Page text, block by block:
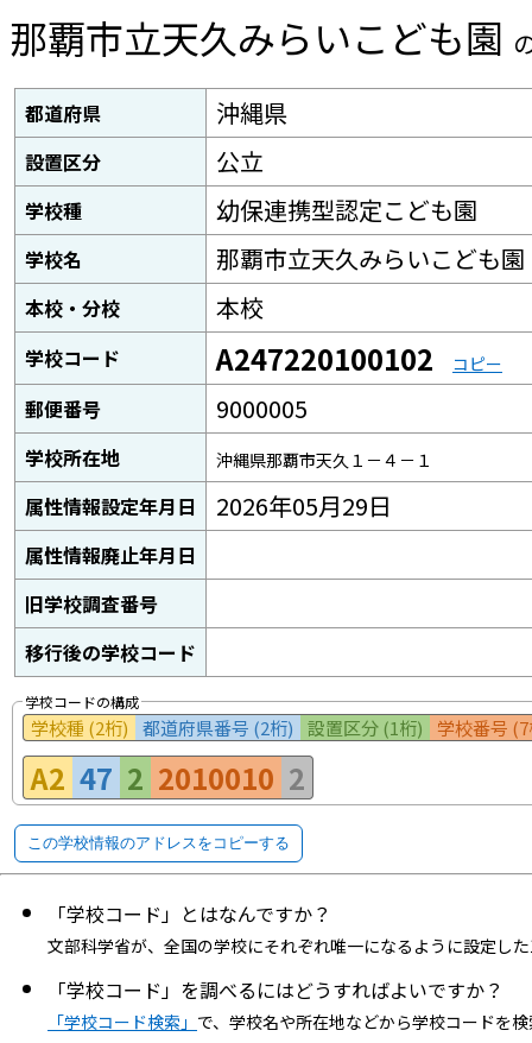
那覇市立天久みらいこども園
都道府県 沖縄県
設置区分 公立
学校種 幼保連携型認定こども園
学校名 那覇市立天久みらいこども園
本校・分校 本校
学校コード A247220100102 コピー
郵便番号 9000005
学校所在地 沖縄県那覇市天久１－４－１
属性情報設定年月日 2026年05月29日
属性情報廃止年月日
旧学校調査番号
移行後の学校コード
学校コードの構成
学校種 (2桁) 都道府県番号 (2桁) 設置区分 (1桁) 学校番号
A2 47 2 2010010 2
この学校情報のアドレスをコピーする
「学校コード」とはなんですか？
文部科学省が、全国の学校にそれぞれ唯一になるように設定し
「学校コード」を調べるにはどうすればよいですか？
「学校コード検索」 で、学校名や所在地などから学校コードを